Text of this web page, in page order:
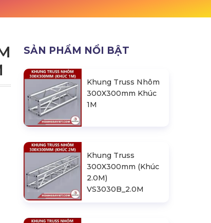
SẢN PHẨM NỔI BẬT
Khung Truss Nhôm
300X300mm Khúc
1M
Khung Truss
300X300mm (Khúc
2.0M)
VS3030B_2.0M